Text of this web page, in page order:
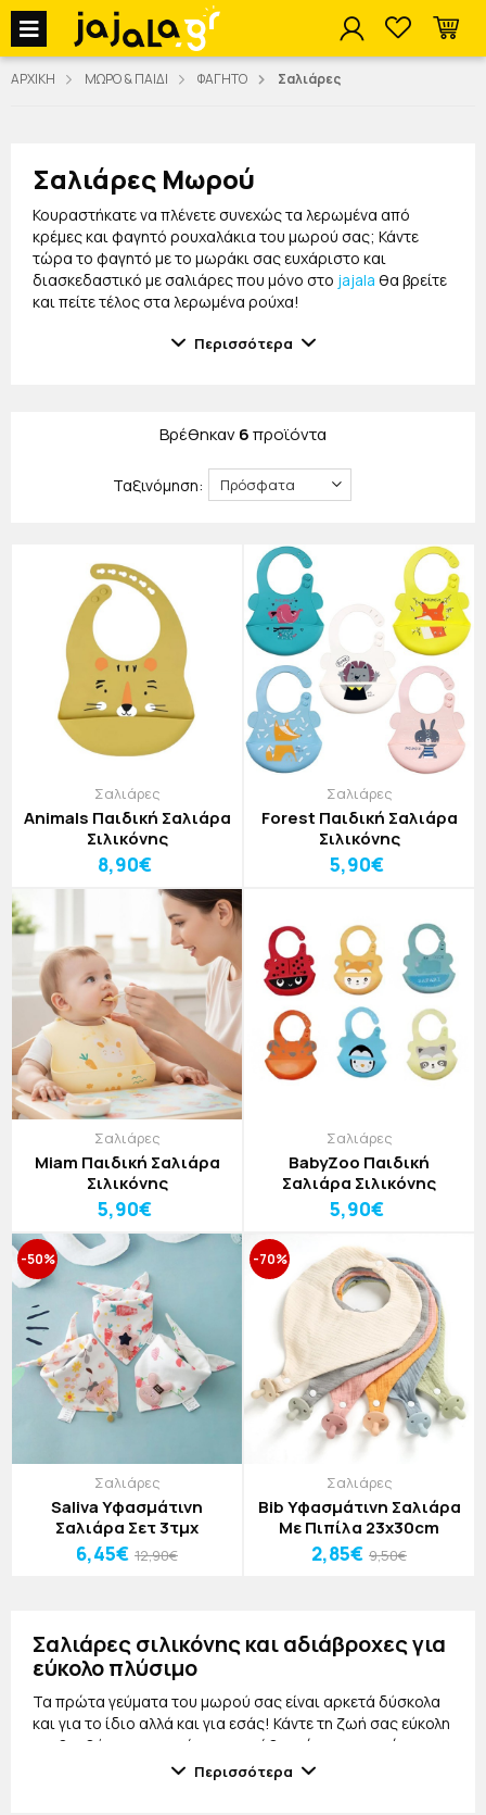
jajala Menu
ΑΡΧΙΚΗ ΜΩΡΟ & ΠΑΙΔΙ ΦΑΓΗΤΟ Σαλιάρες
Σαλιάρες Μωρού
Κουραστήκατε να πλένετε συνεχώς τα λερωμένα από
κρέμες και φαγητό ρουχαλάκια του μωρού σας; Κάντε
τώρα το φαγητό με το μωράκι σας ευχάριστο και
διασκεδαστικό με σαλιάρες που μόνο στο jajala θα βρείτε
και πείτε τέλος στα λερωμένα ρούχα!
Στη συλλογή μας θα βρείτε σαλιάρες σε ποικιλία
χρωμάτων και σχεδίων, ειδικής κατασκευής που
ηρεμήσετε από τα λερωμένα, με επίμονους λεκέδες,
Τα χρώματα και τα σχέδια θα ενθουσιάσουν το μικρό σας
προσπαθούμε να βρίσκουμε τρόπους για να κάνουμε την
καθημερινότητα με το μωρό σας ευκολότερη. Για αυτό και
ανανεώνουμε συνεχώς τη συλλογή μας με μοναδικά
προϊόντα που δεν θα πρέπει να λείπουν από κανένα σπίτι!
Περισσότερα
Βρέθηκαν6προϊόντα
Ταξινόμηση:
Σαλιάρες
Animals Παιδική Σαλιάρα
Σιλικόνης
8,90€
Σαλιάρες
Forest Παιδική Σαλιάρα
Σιλικόνης
5,90€
Σαλιάρες
Miam Παιδική Σαλιάρα
Σιλικόνης
5,90€
Σαλιάρες
BabyZoo Παιδική
Σαλιάρα Σιλικόνης
5,90€
-50%
Σαλιάρες
Saliva Υφασμάτινη
Σαλιάρα Σετ 3τμχ
6,45€ 12,90€
-70%
Σαλιάρες
Bib Υφασμάτινη Σαλιάρα
Με Πιπίλα 23x30cm
2,85€ 9,50€
Σαλιάρες σιλικόνης και αδιάβροχες για
εύκολο πλύσιμο
Τα πρώτα γεύματα του μωρού σας είναι αρκετά δύσκολα
και για το ίδιο αλλά και για εσάς! Κάντε τη ζωή σας εύκολη
και βοηθήστε το μικρό σας να μάθει χώρις να αγχώνεστε
ότι θα λερωθεί με τις υπέροχες σαλιάρες σιλικόνης που
Περισσότερα